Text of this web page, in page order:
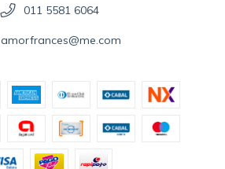
011 5581 6064
amorfrances@me.com